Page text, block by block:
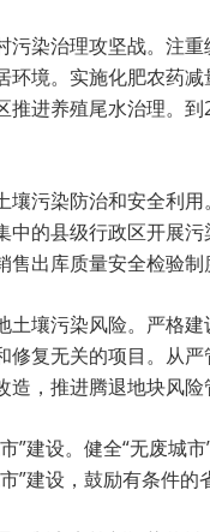
污染治理攻坚战。注
环境。实施化肥农药
推进养殖尾水治理。
壤污染防治和安全利
中的县级行政区开展
售出库质量安全检验
土壤污染风险。严格
修复无关的项目。从
造，推进腾退地块风
”建设。健全“无废
”建设，鼓励有条件的